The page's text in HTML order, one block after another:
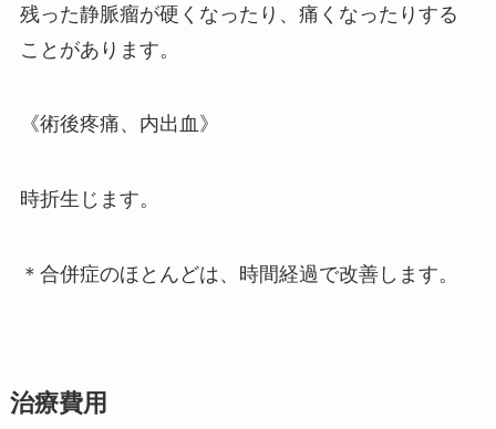
残った静脈瘤が硬くなったり、痛くなったりする
ことがあります。
《術後疼痛、内出血》
時折生じます。
＊合併症のほとんどは、時間経過で改善します。
治療費用